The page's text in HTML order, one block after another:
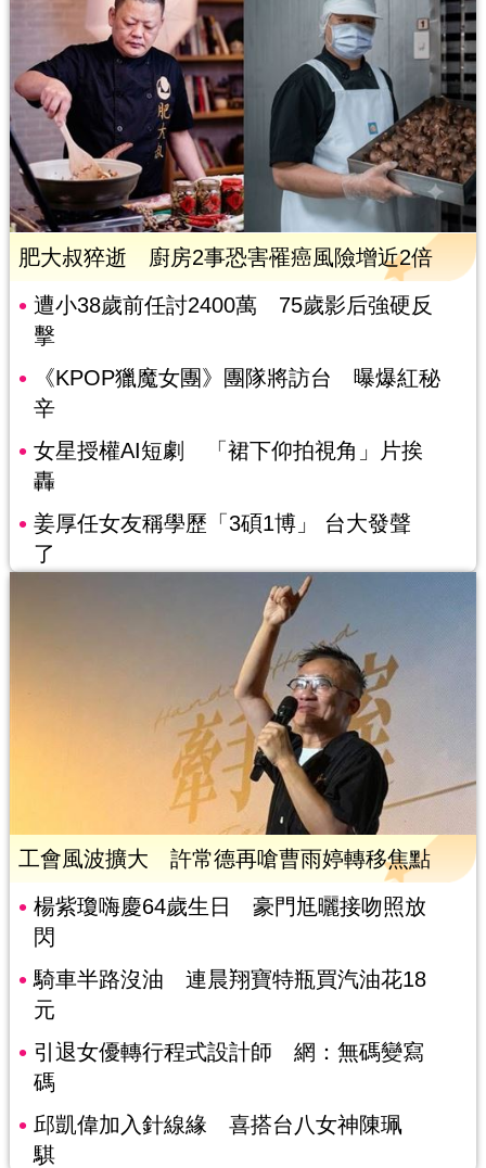
肥大叔猝逝 廚房2事恐害罹癌風險增近2倍
遭小38歲前任討2400萬 75歲影后強硬反
擊
《KPOP獵魔女團》團隊將訪台 曝爆紅秘
辛
女星授權AI短劇 「裙下仰拍視角」片挨
轟
姜厚任女友稱學歷「3碩1博」 台大發聲
了
工會風波擴大 許常德再嗆曹雨婷轉移焦點
楊紫瓊嗨慶64歲生日 豪門尪曬接吻照放
閃
騎車半路沒油 連晨翔寶特瓶買汽油花18
元
引退女優轉行程式設計師 網：無碼變寫
碼
邱凱偉加入針線緣 喜搭台八女神陳珮
騏